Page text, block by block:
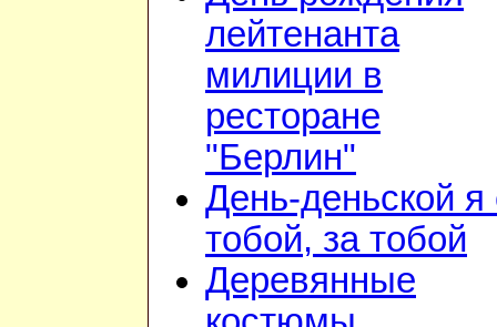
лейтенанта
милиции в
ресторане
"Берлин"
День-деньской я
тобой, за тобой
Деревянные